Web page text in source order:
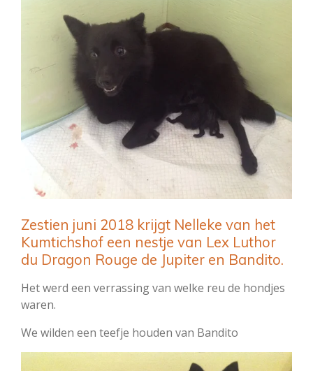
Zestien juni 2018 krijgt Nelleke van het
Kumtichshof een nestje van Lex Luthor
du Dragon Rouge de Jupiter en Bandito.
Het werd een verrassing van welke reu de hondjes
waren.
We wilden een teefje houden van Bandito